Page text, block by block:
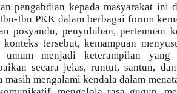
pengabdian kepada masyarakat ini
Ibu PKK dalam berbagai forum
posyandu, penyuluhan, pertemuan
konteks tersebut, kemampuan
umum menjadi keterampilan
secara jelas, runtut, santun,
masih mengalami kendala dalam